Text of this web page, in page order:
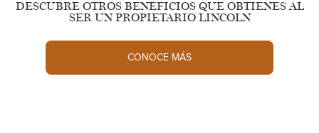
DESCUBRE OTROS BENEFICIOS QUE OBTIENES AL
SER UN PROPIETARIO LINCOLN
CONOCE MÁS